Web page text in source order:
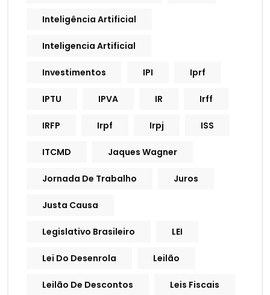
Inteligência Artificial
Inteligencia Artificial
Investimentos IPI Iprf
IPTU IPVA IR Irff
IRFP Irpf Irpj ISS
ITCMD Jaques Wagner
Jornada De Trabalho Juros
Justa Causa
Legislativo Brasileiro LEI
Lei Do Desenrola Leilão
Leilão De Descontos Leis Fiscais